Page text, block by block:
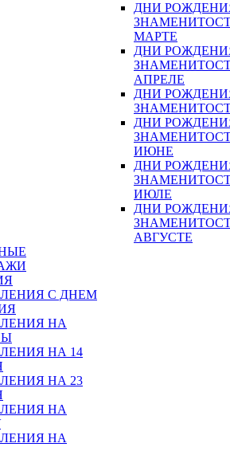
ДНИ
МАРТЕ
ДНИ
АПРЕЛЕ
ДНИ
ДНИ
ИЮНЕ
ДНИ
ИЮЛЕ
ДНИ
АВГУСТЕ
С ДНЕМ
НА
НА 14
НА 23
НА
НА